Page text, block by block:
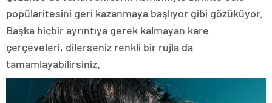
popülaritesini geri kazanmaya başlıyor gibi gözüküyor.
Başka hiçbir ayrıntıya gerek kalmayan kare
çerçeveleri, dilerseniz renkli bir rujla da
tamamlayabilirsiniz.